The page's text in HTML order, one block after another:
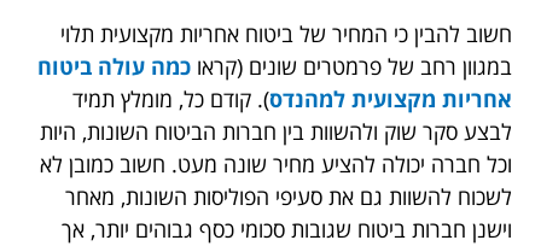
חשוב להבין כי המחיר של ביטוח אחריות מקצועית תלוי
במגוון רחב של פרמטרים שונים (קראו כמה עולה ביטוח
אחריות מקצועית למהנדס). קודם כל, מומלץ תמיד
לבצע סקר שוק ולהשוות בין חברות הביטוח השונות, היות
וכל חברה יכולה להציע מחיר שונה מעט. חשוב כמובן לא
לשכוח להשוות גם את סעיפי הפוליסות השונות, מאחר
וישנן חברות ביטוח שגובות סכומי כסף גבוהים יותר, אך